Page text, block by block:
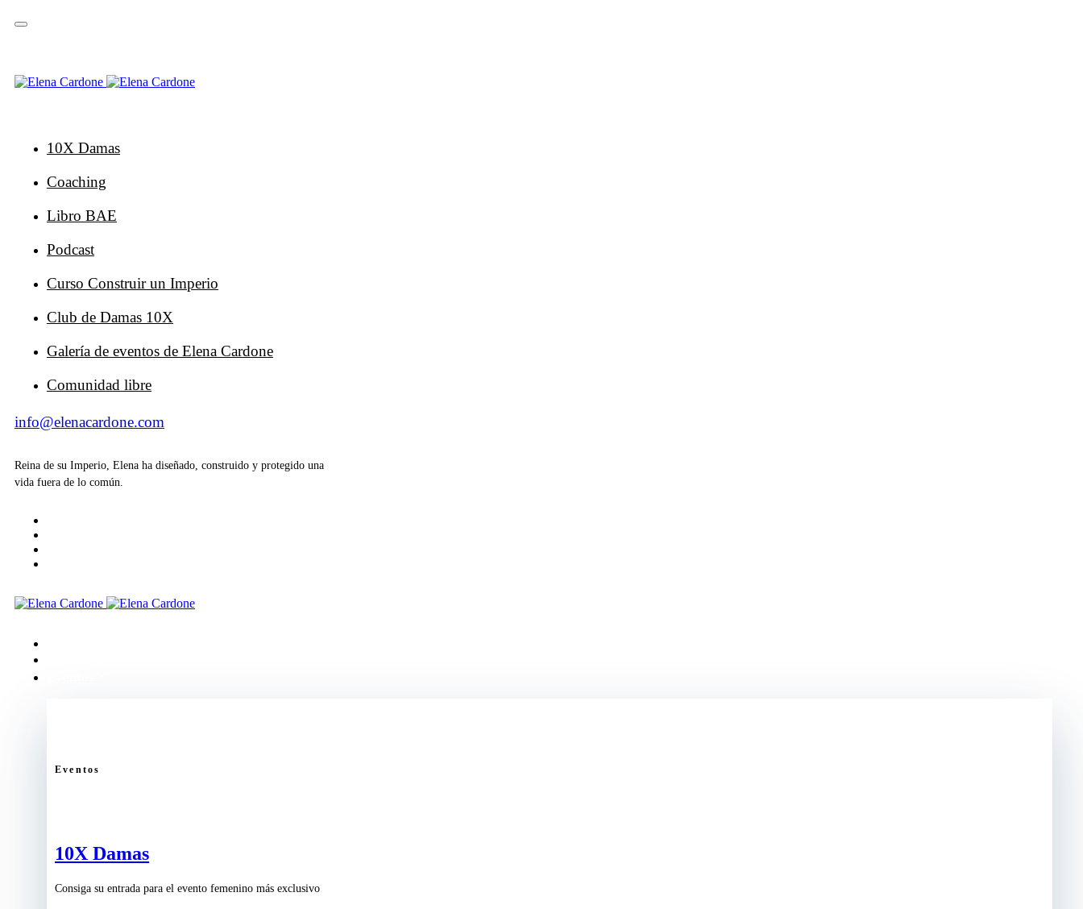
Saltar
Saltar
principal
10X Damas
Coaching
Libro BAE
Podcast
Curso Construir un Imperio
Club de Damas 10X
Galería de eventos de Elena Cardone
Comunidad libre
info@elenacardone.com
Reina de su Imperio, Elena ha diseñado, construido y protegido una
vida fuera de lo común.
Eventos
10X Damas
Consiga su entrada para el evento femenino más exclusivo